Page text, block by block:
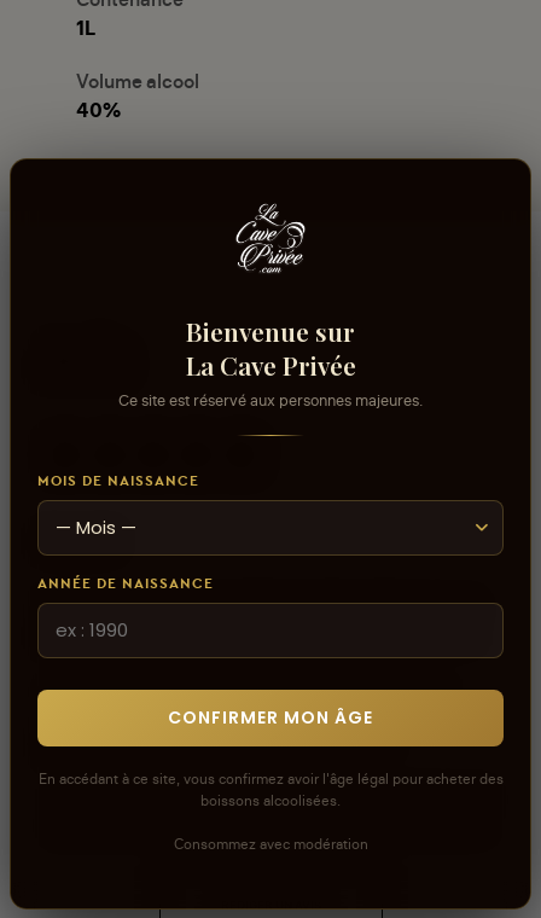
1L
Volume alcool
40%
sur 5
Connectez-vous pour donner votre opinion sur ce
produit ou tout autre produit dans lacaveprive.com
Les avis que vous soumettez doivent respecter
notre politique de modération.
Voir la politique de modération de la CAVE
Connectez-vous pour donner votre opinion sur ce
RÉDIGER UN AVIS
Bienvenue sur
La Cave Privée
Ce site est réservé aux personnes majeures.
MOIS DE NAISSANCE
ANNÉE DE NAISSANCE
CONFIRMER MON ÂGE
En accédant à ce site, vous confirmez avoir l'âge légal pour acheter des
boissons alcoolisées.
Consommez avec modération